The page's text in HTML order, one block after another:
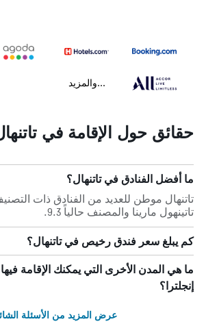
...والمزيد
حقائق حول الإقامة في
ما أفضل الفنادق في تاتنهال؟
تاتنهال موطن للعديد من الفنادق ذات
تاتينهول مارينا والمصنف حالياً 9.3.
كم يبلغ سعر فندق رخيص في تاتنهال؟
ما هي المدن الأخرى التي يمكنك الإقامة
إنجلترا؟
عرض المزيد من الأسئلة